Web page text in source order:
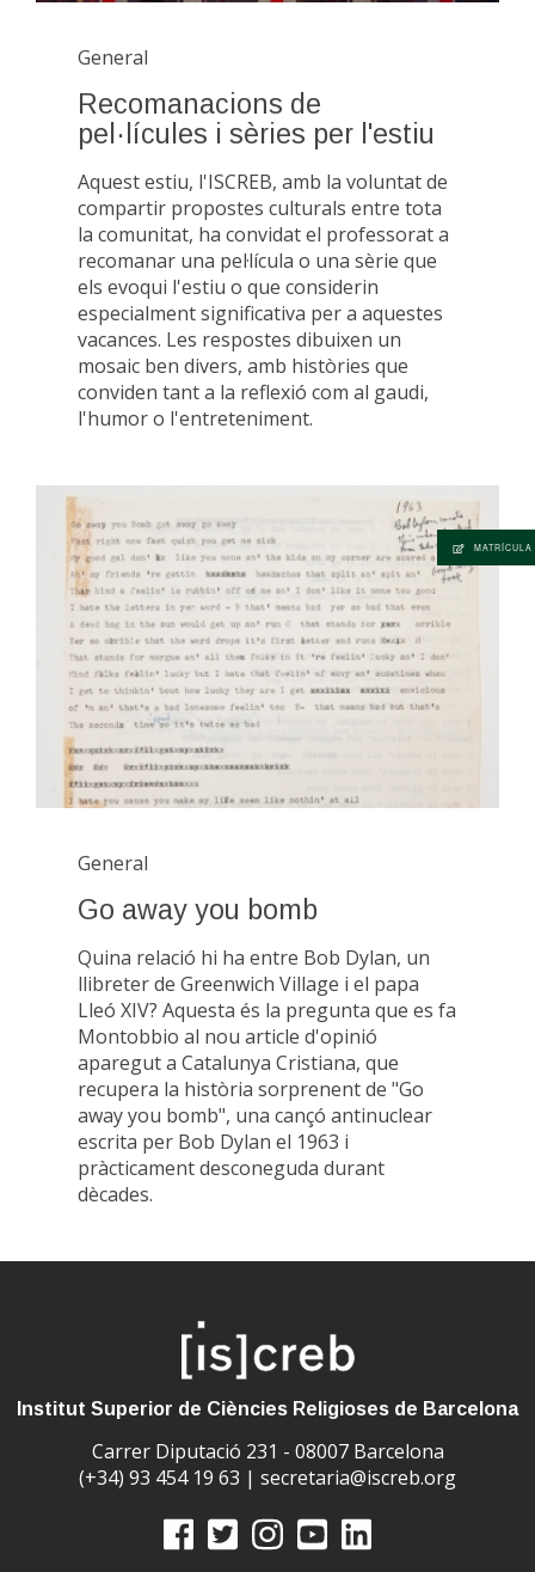
MATRÍCULA
General
Recomanacions de
pel·lícules i sèries per l'estiu
Aquest estiu, l'ISCREB, amb la voluntat de
compartir propostes culturals entre tota
la comunitat, ha convidat el professorat a
recomanar una pel·lícula o una sèrie que
els evoqui l'estiu o que considerin
especialment significativa per a aquestes
vacances. Les respostes dibuixen un
mosaic ben divers, amb històries que
conviden tant a la reflexió com al gaudi,
l'humor o l'entreteniment.
General
Go away you bomb
Quina relació hi ha entre Bob Dylan, un
llibreter de Greenwich Village i el papa
Lleó XIV? Aquesta és la pregunta que es fa
Montobbio al nou article d'opinió
aparegut a Catalunya Cristiana, que
recupera la història sorprenent de "Go
away you bomb", una cançó antinuclear
escrita per Bob Dylan el 1963 i
pràcticament desconeguda durant
dècades.
Institut Superior de Ciències Religioses de Barcelona
Carrer Diputació 231 - 08007 Barcelona
(+34) 93 454 19 63 | secretaria@iscreb.org